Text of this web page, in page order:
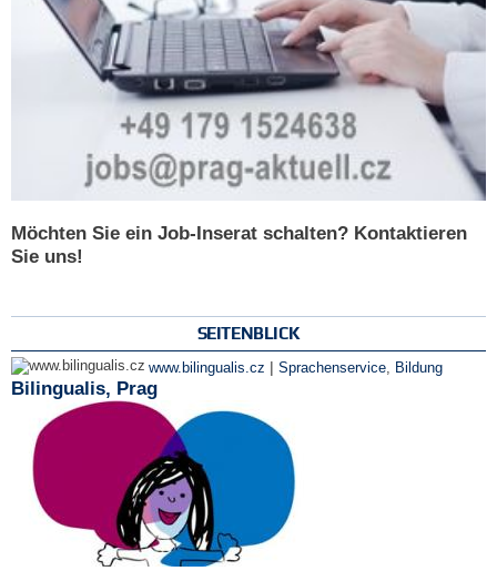
Möchten Sie ein Job-Inserat schalten? Kontaktieren
Sie uns!
SEITENBLICK
www.bilingualis.cz | Sprachenservice, Bildung
Bilingualis, Prag